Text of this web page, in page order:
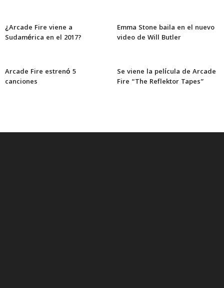
¿Arcade Fire viene a
Sudamérica en el 2017?
Emma Stone baila en el nuevo
video de Will Butler
Arcade Fire estrenó 5
canciones
Se viene la película de Arcade
Fire “The Reflektor Tapes”